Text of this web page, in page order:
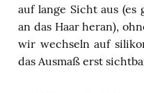
auf lange Sicht aus (es
an das Haar heran),
wir wechseln auf
das Ausmaß erst